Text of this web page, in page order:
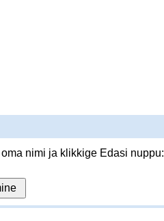
nimi ja klikkige Edasi nuppu: